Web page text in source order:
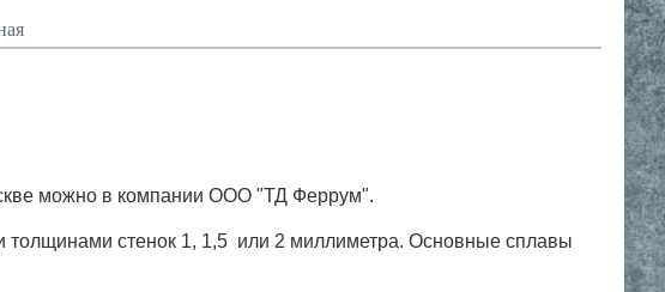
можно в компании ООО "ТД Феррум".
толщинами стенок 1, 1,5 или 2 миллиметра. Основные сплавы